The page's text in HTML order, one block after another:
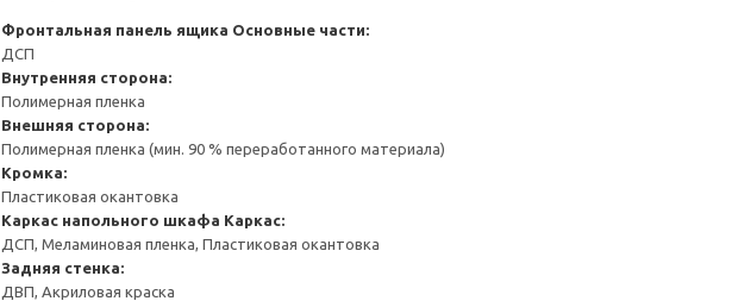
Фронтальная панель ящика Основные части:
ДСП
Внутренняя сторона:
Полимерная пленка
Внешняя сторона:
Полимерная пленка (мин. 90 % переработанного материала)
Кромка:
Пластиковая окантовка
Каркас напольного шкафа Каркас:
ДСП, Меламиновая пленка, Пластиковая окантовка
Задняя стенка:
ДВП, Акриловая краска